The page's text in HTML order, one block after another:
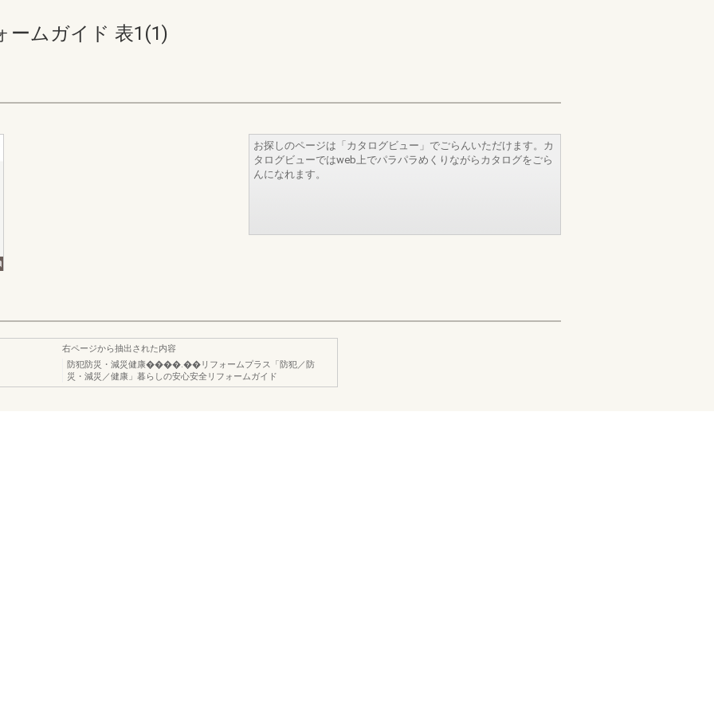
ームガイド 表1(1)
お探しのページは「カタログビュー」でごらんいただけます。カ
タログビューではweb上でパラパラめくりながらカタログをごら
んになれます。
右ページから抽出された内容
防犯防災・減災健康����.��リフォームプラス「防犯／防
災・減災／健康」暮らしの安心安全リフォームガイド